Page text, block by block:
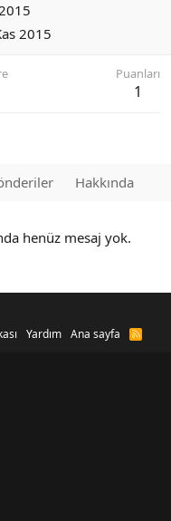
2015
Puanları
1
Hakkında
henüz mesaj yok.
Yardım Ana sayfa
R